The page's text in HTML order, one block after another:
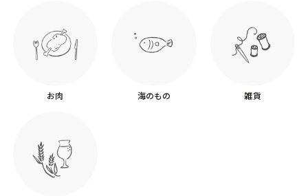
お肉 海のもの 雑貨